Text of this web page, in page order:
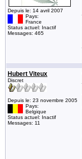
Depuis le: 14 avril 2007
Pays:
France
Status actuel: Inactif
Messages: 465
Hubert Viteux
Discret
Depuis le: 23 novembre 2005
Pays:
Belgique
Status actuel: Inactif
Messages: 11